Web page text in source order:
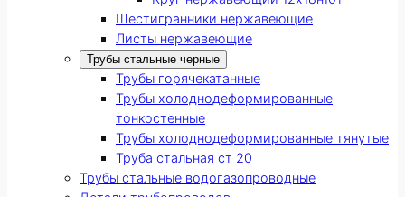
Шестигранники нержавеющие
Листы нержавеющие
Трубы стальные черные
Трубы горячекатанные
Трубы холоднодеформированные
тонкостенные
Трубы холоднодеформированные тянутые
Труба стальная ст 20
Трубы стальные водогазопроводные